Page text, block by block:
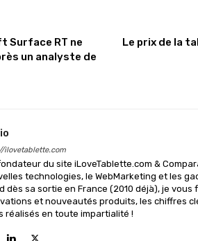
Surface RT ne
un analyste de
Le prix de la
ilovetablette.com
du site iLoveTablette.com &
technologies, le WebMarketing et les
dès sa sortie en France (2010 déjà), je
et nouveautés produits, les chiffres
réalisés en toute impartialité !